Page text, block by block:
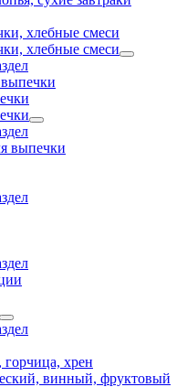
хлебные смеси
хлебные смеси
выпечки
горчица, хрен
винный, фруктовый